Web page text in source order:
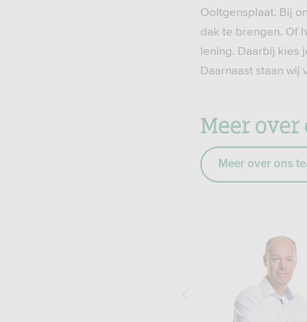
Ooltgensplaat. Bij
dak te brengen. Of
lening. Daarbij kies
Daarnaast staan
Meer
Meer over ons